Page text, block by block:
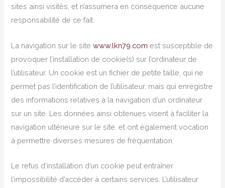
sites ainsi visités, et n’assumera en conséquence aucune
responsabilité de ce fait.
La navigation sur le sitewww.lkn79.com est susceptible de
provoquer l’installation de cookie(s) sur l’ordinateur de
l’utilisateur. Un cookie est un fichier de petite taille, qui ne
permet pas l’identification de l’utilisateur, mais qui enregistre
des informations relatives à la navigation d’un ordinateur
sur un site. Les données ainsi obtenues visent à faciliter la
navigation ultérieure sur le site, et ont également vocation
à permettre diverses mesures de fréquentation.
Le refus d’installation d’un cookie peut entraîner
l’impossibilité d’accéder à certains services. L’utilisateur